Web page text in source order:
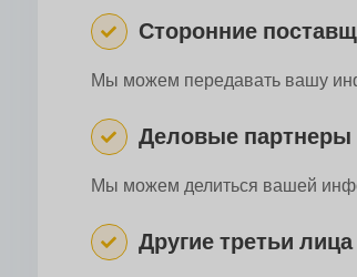
Сторонние
Мы можем передавать вашу
Деловые партнеры
Мы можем делиться вашей
Другие третьи лица